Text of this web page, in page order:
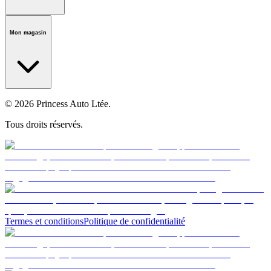
Notre histoire
Mon magasin
© 2026 Princess Auto Ltée.
Tous droits réservés.
Termes et conditionsPolitique de confidentialité